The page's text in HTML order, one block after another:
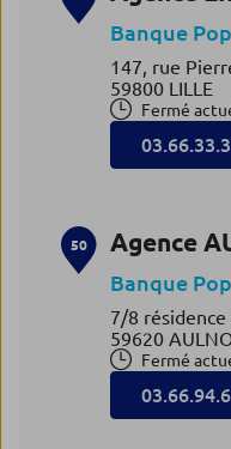
Banque
147, rue
59800 LILLE
Fermé
50 Agence
Banque
7/8
59620
Fermé